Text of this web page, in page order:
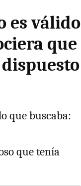
es válido
que
que buscaba:
que tenía